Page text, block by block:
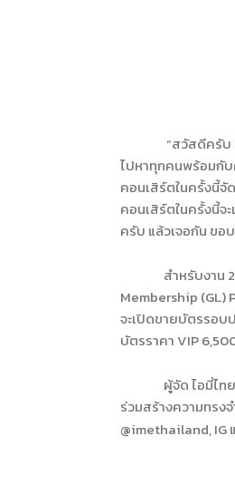
“สวัสดีครับ
ไปหาทุกคนพร้อมกับ
คอนเสิร์ตในครั้งนี้จั
คอนเสิร์ตในครั้งนี้จ
ครับ แล้วเจอกัน ข
สำหรับงาน
Membership (GL)
จะเปิดขายบัตรรอ
บัตรราคา VIP6,
ผู้จัด ไอมี่ไท
ร่วมสร้างความทรง
@imethailand, IG